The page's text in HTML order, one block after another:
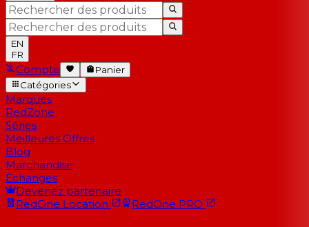
EN
FR
Compte
Panier
Catégories
Marques
RedZone
Séries
Meilleures Offres
Blog
Marchandise
Échanges
Devenez partenaire
RedOne Location RedOne PRO